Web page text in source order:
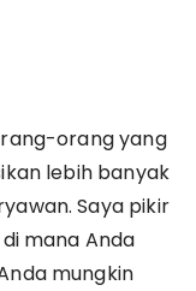
orang yang
lebih banyak
Saya pikir
mana Anda
mungkin